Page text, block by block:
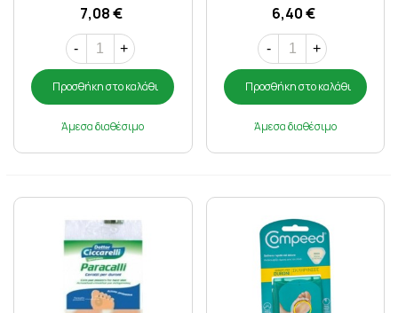
7,08 €
- +
Προσθήκη στο καλάθι
Άμεσα διαθέσιμο
6,40 €
- +
Προσθήκη στο καλάθι
Άμεσα διαθέσιμο